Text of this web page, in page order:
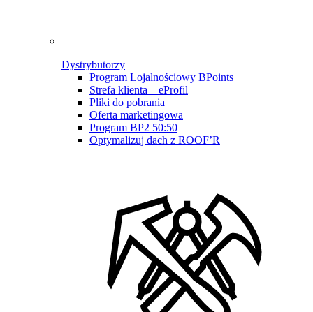
Dystrybutorzy
Program Lojalnościowy BPoints
Strefa klienta – eProfil
Pliki do pobrania
Oferta marketingowa
Program BP2 50:50
Optymalizuj dach z ROOF’R